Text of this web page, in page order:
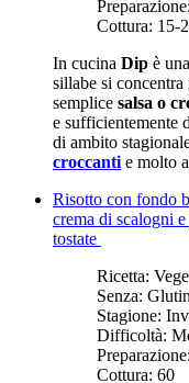
Preparazione:
Cottura: 15-
In cucina Dip è
sillabe si
semplice salsa o
e sufficientemente
di ambito
croccanti e molto
Risotto con fondo
crema di scalogni
tostate
Ricetta:
Senza:
Stagione:
Difficoltà:
Preparazione:
Cottura: 60